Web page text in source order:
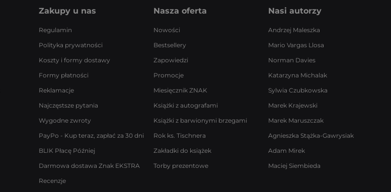
Zakupy u nas
Regulamin
Polityka prywatności
Koszty i formy dostawy
Formy płatności
Reklamacje
Najczęstsze pytania
Wygodne zwroty
PayPo - Kup teraz, zapłać za 30 dni
BLIK Płacę Później
Darmowa dostawa Znak EKSTRA
Recenzje
Nasza oferta
Nowości
Bestsellery
Zapowiedzi
Promocje
Miesięcznik ZNAK
Książki z autografami
Książki z barwionymi brzegami
Rok ks. Tischnera
Zakładki do książek
Torby prezentowe
Nasi autorzy
Andrzej Maleszka
Mario Vargas Llosa
Norman Davies
Katarzyna Michalak
Sylwia Czubkowska
Marek Krajewski
Marek Maruszczak
Agnieszka Stążka-Gawrysiak
Adam Mirek
Maciej Siembieda